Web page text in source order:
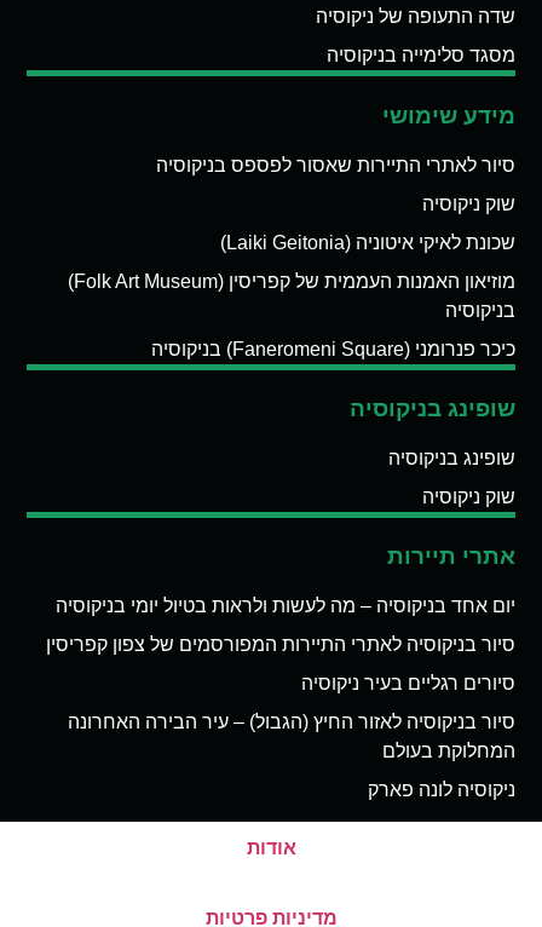
שדה התעופה של ניקוסיה
מסגד סלימייה בניקוסיה
מידע שימושי
סיור לאתרי התיירות שאסור לפספס בניקוסיה
שוק ניקוסיה
שכונת לאיקי איטוניה (Laiki Geitonia)
מוזיאון האמנות העממית של קפריסין (Folk Art Museum)
בניקוסיה
כיכר פנרומני (Faneromeni Square) בניקוסיה
שופינג בניקוסיה
שופינג בניקוסיה
שוק ניקוסיה
אתרי תיירות
יום אחד בניקוסיה – מה לעשות ולראות בטיול יומי בניקוסיה
סיור בניקוסיה לאתרי התיירות המפורסמים של צפון קפריסין
סיורים רגליים בעיר ניקוסיה
סיור בניקוסיה לאזור החיץ (הגבול) – עיר הבירה האחרונה
המחלוקת בעולם
ניקוסיה לונה פארק
אודות
מדיניות פרטיות